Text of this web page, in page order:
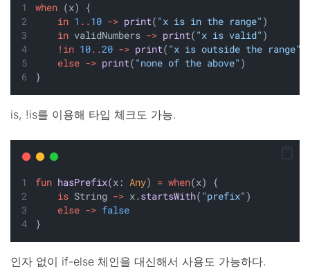
when (x) {
in 1 ..10 -> print( "x is in the range" )
in validNumbers -> print( "x is valid" )
!in 10..20 -> print( "x is outside the range"
else -> print( "none of the above" )
}
is, !is를 이용해 타입 체크도 가능.
fun hasPrefix(x: Any) = when(x) {
is String -> x.startsWith( "prefix" )
else -> false
}
인자 없이 if-else 체인을 대신해서 사용도 가능하다.